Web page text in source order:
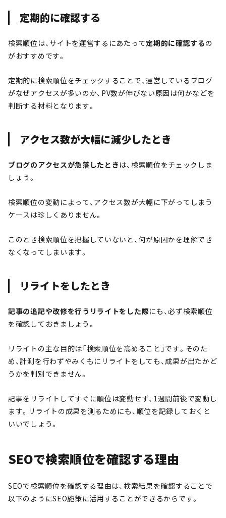
定期的に確認する
検索順位は、サイトを運営するにあたって定期的に確認するの
がおすすめです。
定期的に検索順位をチェックすることで、運営しているブログ
がなぜアクセスが多いのか、PV数が伸びない原因は何かなどを
判断する材料となります。
アクセス数が大幅に減少したとき
ブログのアクセスが急落したとき は、検索順位をチェックしま
しょう。
検索順位の変動によって、アクセス数が大幅に下がってしまう
ケースは珍しくありません。
このとき検索順位を把握していないと、何が原因かを理解でき
なくなってしまいます。
リライトをしたとき
記事の追記や改修を行うリライトをした際にも、必ず検索順位
を確認しておきましょう。
リライトの主な目的は「検索順位を高めること」です。そのた
め、計測を行わずやみくもにリライトをしても、成果が出たかど
うかを判別できません。
記事をリライトしてすぐに順位は変動せず、1週間前後で変動し
ます。リライトの成果を測るためにも、順位を記録しておくと
いいでしょう。
SEOで検索順位を確認する理由
SEOで検索順位を確認する理由は、検索結果を確認することで
以下のようにSEO施策に活用することができるからです。